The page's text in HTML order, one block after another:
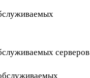
серверов